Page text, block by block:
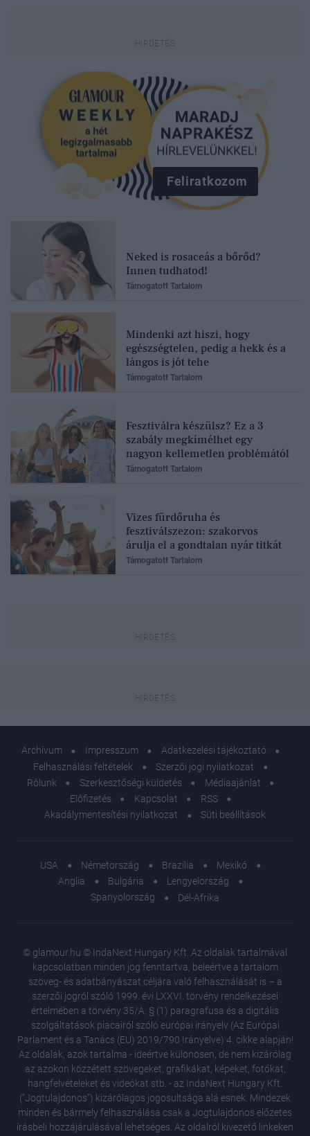
Feliratkozom
Neked is rosaceás a bőrőd?
Innen tudhatod!
Támogatott Tartalom
Mindenki azt hiszi, hogy
egészségtelen, pedig a hekk és a
lángos is jót tehe
Támogatott Tartalom
Fesztiválra készülsz? Ez a 3
szabály megkímélhet egy
nagyon kellemetlen problémától
Támogatott Tartalom
Vizes fürdőruha és
fesztiválszezon: szakorvos
árulja el a gondtalan nyár titkát
Támogatott Tartalom
Archívum Impresszum
Adatkezelési tájékoztató
Felhasználási feltételek
Szerzői jogi nyilatkozat
Rólunk
Szerkesztőségi küldetés
Médiaajánlat
Előfizetés
Kapcsolat
RSS
Akadálymentesítési nyilatkozat
Süti beállítások
USA Németország Brazília
Mexikó
Anglia
Bulgária
Lengyelország
Spanyolország
Dél-Afrika
© glamour.hu © IndaNext Hungary Kft. Az oldalak tartalmával
kapcsolatban minden jog fenntartva, beleértve a tartalom
szöveg- és adatbányászat céljára való felhasználását is – a
szerzői jogról szóló 1999. évi LXXVI. törvény rendelkezései
értelmében a törvény 35/A. § (1) paragrafusa és a digitális
szolgáltatások piacairól szóló európai irányelv (Az Európai
Parlament és a Tanács (EU) 2019/790 Irányelve) 4. cikke alapján!
Az oldalak, azok tartalma - ideértve különösen, de nem kizárólag
az azokon közzétett szövegeket, grafikákat, képeket, fotókat,
hangfelvételeket és videókat stb. - az IndaNext Hungary Kft.
("Jogtulajdonos") kizárólagos jogosultsága alá esnek. Mindezek
minden és bármely felhasználása csak a Jogtulajdonos előzetes
írásbeli hozzájárulásával lehetséges. Az oldalról kivezető linkeken